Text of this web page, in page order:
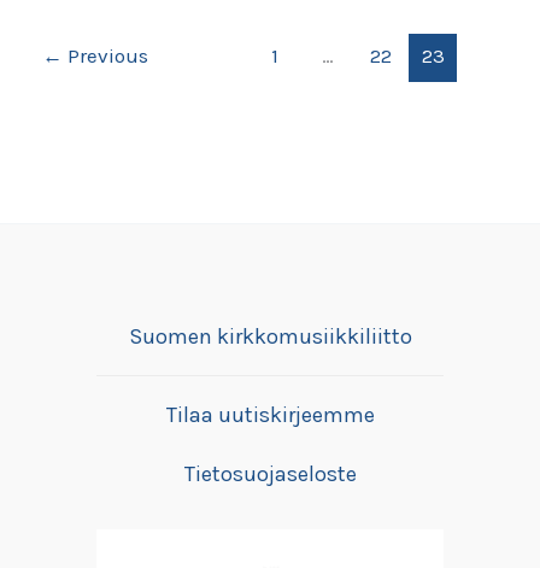
← Previous 1 … 22 23
Suomen kirkkomusiikkiliitto
Tilaa uutiskirjeemme
Tietosuojaseloste